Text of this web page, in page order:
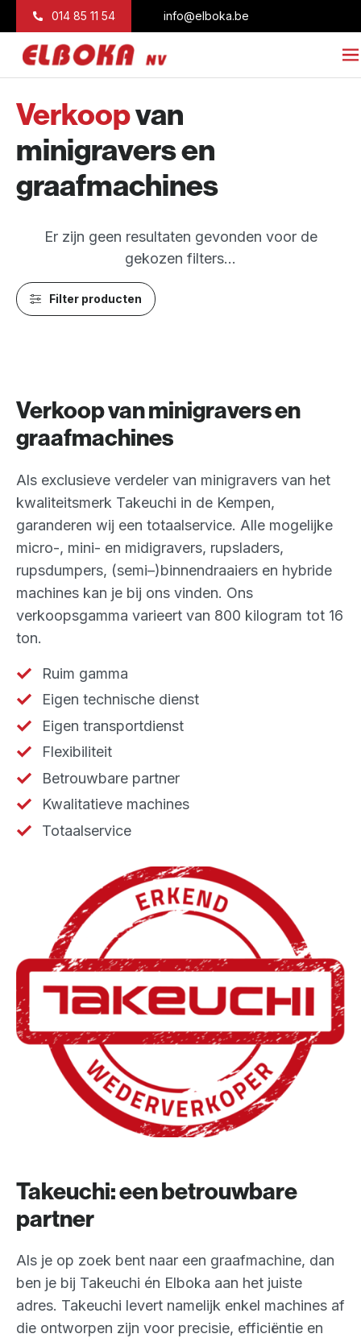
Naar inhoud014 85 11 54 info@elboka.be
Verkoopvan
minigravers en
graafmachines
Er zijn geen resultaten gevonden voor de
gekozen filters...
Filter producten
Verkoop van minigravers en
graafmachines
Als exclusieve verdeler van minigravers van het
kwaliteitsmerk Takeuchi in de Kempen,
garanderen wij een totaalservice. Alle mogelijke
micro-, mini- en midigravers, rupsladers,
rupsdumpers, (semi–)binnendraaiers en hybride
machines kan je bij ons vinden. Ons
verkoopsgamma varieert van 800 kilogram tot 16
ton.
Ruim gamma
Eigen technische dienst
Eigen transportdienst
Flexibiliteit
Betrouwbare partner
Kwalitatieve machines
Totaalservice
Takeuchi: een betrouwbare
partner
Als je op zoek bent naar een graafmachine, dan
ben je bij Takeuchi én Elboka aan het juiste
adres. Takeuchi levert namelijk enkel machines af
die ontworpen zijn voor precisie, efficiëntie en